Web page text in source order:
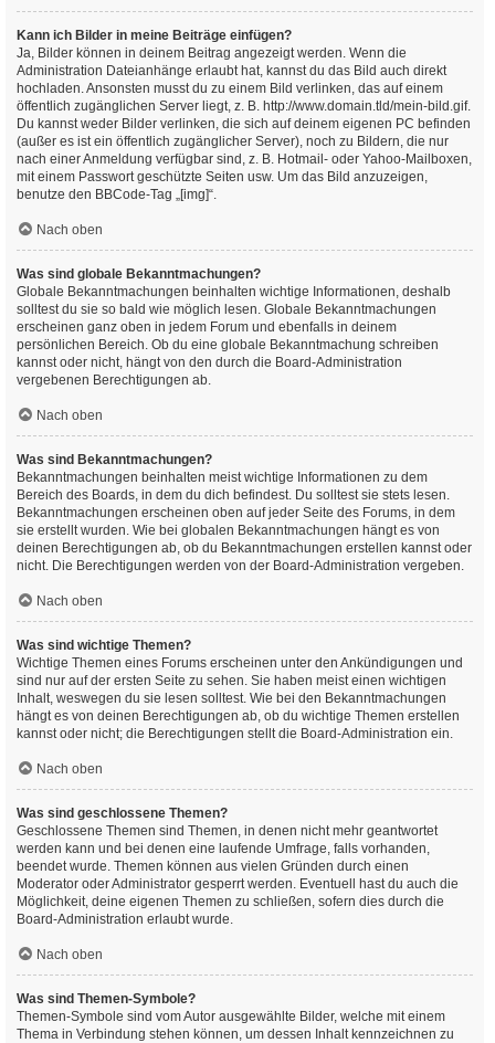
Kann ich Bilder in meine Beiträge einfügen?
Ja, Bilder können in deinem Beitrag angezeigt werden. Wenn die
Administration Dateianhänge erlaubt hat, kannst du das Bild auch direkt
hochladen. Ansonsten musst du zu einem Bild verlinken, das auf einem
öffentlich zugänglichen Server liegt, z. B. http://www.domain.tld/mein-bild.gif.
Du kannst weder Bilder verlinken, die sich auf deinem eigenen PC befinden
(außer es ist ein öffentlich zugänglicher Server), noch zu Bildern, die nur
nach einer Anmeldung verfügbar sind, z. B. Hotmail- oder Yahoo-Mailboxen,
mit einem Passwort geschützte Seiten usw. Um das Bild anzuzeigen,
benutze den BBCode-Tag „[img]“.
Nach oben
Was sind globale Bekanntmachungen?
Globale Bekanntmachungen beinhalten wichtige Informationen, deshalb
solltest du sie so bald wie möglich lesen. Globale Bekanntmachungen
erscheinen ganz oben in jedem Forum und ebenfalls in deinem
persönlichen Bereich. Ob du eine globale Bekanntmachung schreiben
kannst oder nicht, hängt von den durch die Board-Administration
vergebenen Berechtigungen ab.
Nach oben
Was sind Bekanntmachungen?
Bekanntmachungen beinhalten meist wichtige Informationen zu dem
Bereich des Boards, in dem du dich befindest. Du solltest sie stets lesen.
Bekanntmachungen erscheinen oben auf jeder Seite des Forums, in dem
sie erstellt wurden. Wie bei globalen Bekanntmachungen hängt es von
deinen Berechtigungen ab, ob du Bekanntmachungen erstellen kannst oder
nicht. Die Berechtigungen werden von der Board-Administration vergeben.
Nach oben
Was sind wichtige Themen?
Wichtige Themen eines Forums erscheinen unter den Ankündigungen und
sind nur auf der ersten Seite zu sehen. Sie haben meist einen wichtigen
Inhalt, weswegen du sie lesen solltest. Wie bei den Bekanntmachungen
hängt es von deinen Berechtigungen ab, ob du wichtige Themen erstellen
kannst oder nicht; die Berechtigungen stellt die Board-Administration ein.
Nach oben
Was sind geschlossene Themen?
Geschlossene Themen sind Themen, in denen nicht mehr geantwortet
werden kann und bei denen eine laufende Umfrage, falls vorhanden,
beendet wurde. Themen können aus vielen Gründen durch einen
Moderator oder Administrator gesperrt werden. Eventuell hast du auch die
Möglichkeit, deine eigenen Themen zu schließen, sofern dies durch die
Board-Administration erlaubt wurde.
Nach oben
Was sind Themen-Symbole?
Themen-Symbole sind vom Autor ausgewählte Bilder, welche mit einem
Thema in Verbindung stehen können, um dessen Inhalt kennzeichnen zu